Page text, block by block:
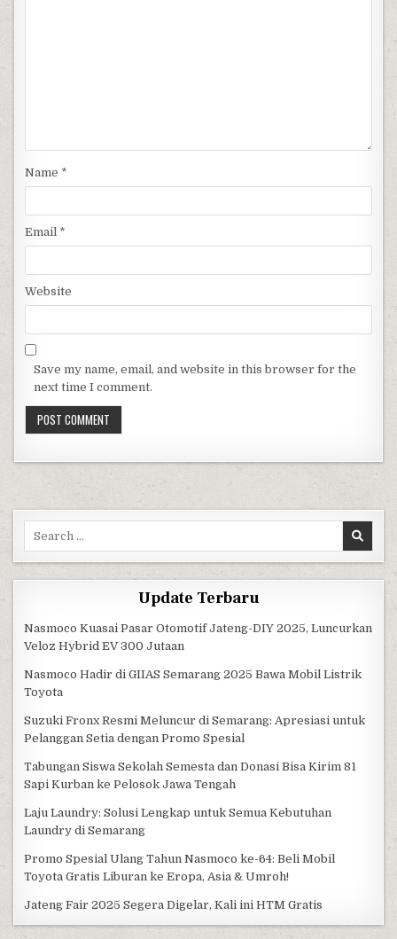
Name *
Email *
Website
Save my name, email, and website in this browser for the
next time I comment.
Search for:
Update Terbaru
Nasmoco Kuasai Pasar Otomotif Jateng-DIY 2025, Luncurkan
Veloz Hybrid EV 300 Jutaan
Nasmoco Hadir di GIIAS Semarang 2025 Bawa Mobil Listrik
Toyota
Suzuki Fronx Resmi Meluncur di Semarang: Apresiasi untuk
Pelanggan Setia dengan Promo Spesial
Tabungan Siswa Sekolah Semesta dan Donasi Bisa Kirim 81
Sapi Kurban ke Pelosok Jawa Tengah
Laju Laundry: Solusi Lengkap untuk Semua Kebutuhan
Laundry di Semarang
Promo Spesial Ulang Tahun Nasmoco ke-64: Beli Mobil
Toyota Gratis Liburan ke Eropa, Asia & Umroh!
Jateng Fair 2025 Segera Digelar, Kali ini HTM Gratis